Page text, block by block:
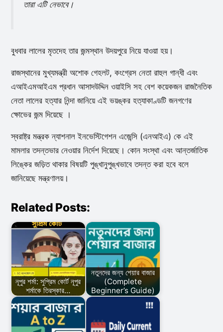
তারা এটি নেভাবে।
বুধবার লালের মৃতদেহ তার জন্মস্থান উদয়পুরে নিয়ে যাওয়া হয়।
রাজস্থানের মুখ্যমন্ত্রী অশোক গেহলট, কংগ্রেস নেতা রাহুল গান্ধী এবং
এআইএমআইএম প্রধান আসাদউদ্দিন ওয়াইসি সহ বেশ কয়েকজন রাজনৈতিক
নেতা লালের হত্যার নিন্দা জানিয়ে এই ভয়ঙ্কর হত্যাকাণ্ডটি জনগণের
ক্ষোভের জন্ম দিয়েছে ।
স্বরাষ্ট্র মন্ত্রক ন্যাশনাল ইনভেস্টিগেশন এজেন্সি (এনআইএ) কে এই
মামলার তদন্তভার নেওয়ার নির্দেশ দিয়েছে। কোন সংস্থা এবং আন্তর্জাতিক
লিঙ্কের জড়িত থাকার বিষয়টি পুঙ্খানুপুঙ্খভাবে তদন্ত করা হবে বলে
জানিয়েছে মন্ত্রণালয়।
Related Posts:
নূপুর শর্মা: সুপ্রিম কোর্ট নূপুর
শর্মাকে তিরস্কার…
নতুনদের জন্য শেয়ার বাজার
(Complete
Beginner’s Guide)